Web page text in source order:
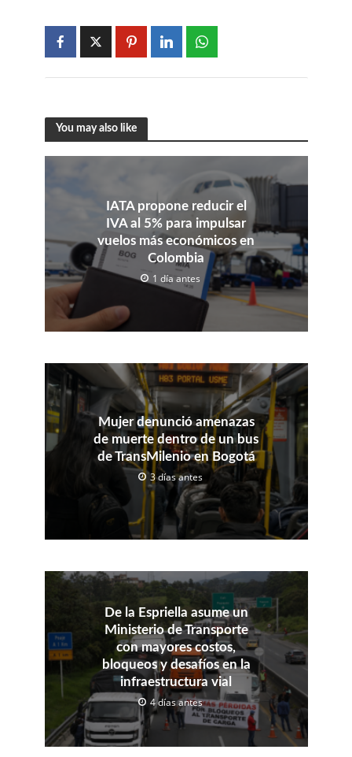
You may also like
IATA propone reducir el
IVA al 5% para impulsar
vuelos más económicos en
Colombia
1 día antes
Mujer denunció amenazas
de muerte dentro de un bus
de TransMilenio en Bogotá
3 días antes
De la Espriella asume un
Ministerio de Transporte
con mayores costos,
bloqueos y desafíos en la
infraestructura vial
4 días antes